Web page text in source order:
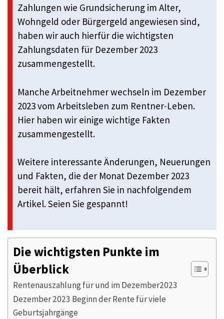
Zahlungen wie Grundsicherung im Alter,
Wohngeld oder Bürgergeld angewiesen sind,
haben wir auch hierfür die wichtigsten
Zahlungsdaten für Dezember 2023
zusammengestellt.
Manche Arbeitnehmer wechseln im Dezember
2023 vom Arbeitsleben zum Rentner-Leben.
Hier haben wir einige wichtige Fakten
zusammengestellt.
Weitere interessante Änderungen, Neuerungen
und Fakten, die der Monat Dezember 2023
bereit hält, erfahren Sie in nachfolgendem
Artikel. Seien Sie gespannt!
Die wichtigsten Punkte im
Überblick
Rentenauszahlung für und im Dezember2023
Dezember 2023 Beginn der Rente für viele
Geburtsjahrgänge